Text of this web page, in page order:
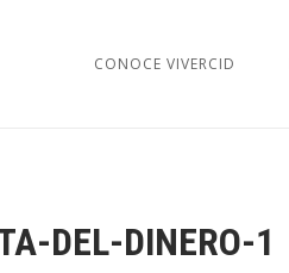
CONOCE VIVERCID
DEL-DINERO-1